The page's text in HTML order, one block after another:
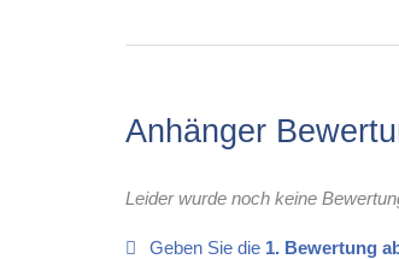
Anhänger
Leider wurde noch keine
Geben Sie die 1. Bewertung